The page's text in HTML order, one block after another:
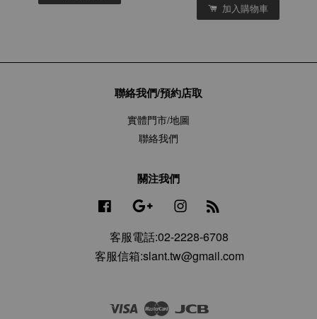
加入購物車
聯絡我們/預約店取
實體門市/地圖
聯絡我們
關注我們
Facebook Google Instagram
客服電話:02-2228-6708
客服信箱:slant.tw@gmail.com
Visa Master